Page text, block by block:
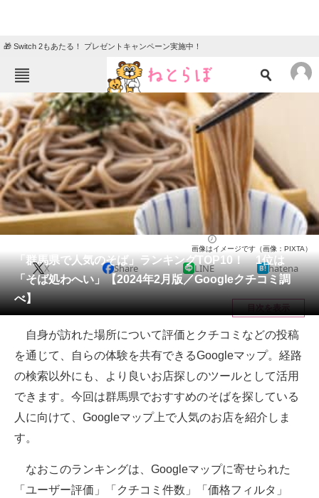
🎁 Switch 2もあたる！ プレゼントキャンペーン実施中！
ねとらぼメニュー
TOP ニュース
エンタメ クイズ
グルメ 地域
住まい 教育・育児
リサーチ
会員記事
メディア
注目記事を集めた総合ページ
ITの今と未来を見通す
スマホと通信の最新トレンド
進化するPCとデバイスの未来
ビジネスと働き方のヒント
「群馬県で人気のそば」ランキングTOP10！ 1位は
「そば処わへい」【2024年2月版／Googleクチコミ調
べ】
画像はイメージです（画像：PIXTA）
X Share LINE hatena
目次を表示
自身が訪れた場所について評価とクチコミなどの投稿
を通じて、自らの体験を共有できるGoogleマップ。経路
の検索以外にも、より良いお店探しのツールとして活用
できます。今回は群馬県でおすすめのそばを探している
人に向けて、Googleマップ上で人気のお店を紹介しま
す。
なおこのランキングは、Googleマップに寄せられた
「ユーザー評価」「クチコミ件数」「価格フィルタ」